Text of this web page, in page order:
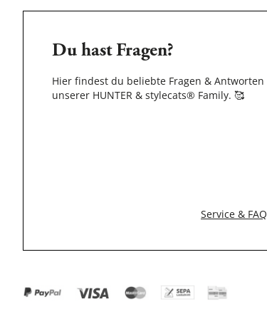
Du hast Fragen?
Hier findest du beliebte Fragen & Antworten
unserer HUNTER & stylecats® Family. 🥰
Service & FAQ